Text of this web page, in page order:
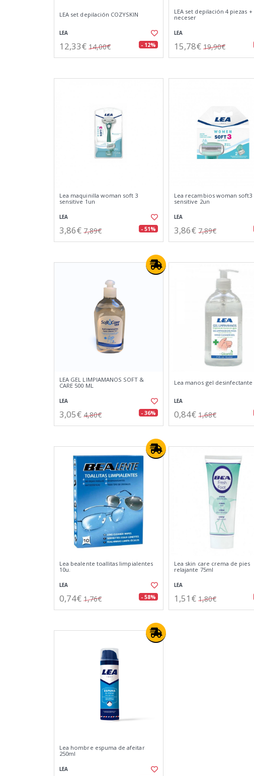
LEA set depilación COZYSKIN
LEA
12,33€ 14,00€ - 12%
LEA set depilación 4 piezas +
neceser
LEA
15,78€ 19,90€
Lea maquinilla woman soft 3
sensitive 1un
LEA
3,86€ 7,89€ - 51%
Lea recambios woman soft3
sensitive 2un
LEA
3,86€ 7,89€
LEA GEL LIMPIAMANOS SOFT &
CARE 500 ML
LEA
3,05€ 4,80€ - 36%
Lea manos gel desinfectante
LEA
0,84€ 1,68€
Lea bealente toallitas limpialentes
10u.
LEA
0,74€ 1,76€ - 58%
Lea skin care crema de pies
relajante 75ml
LEA
1,51€ 1,80€
Lea hombre espuma de afeitar
250ml
LEA